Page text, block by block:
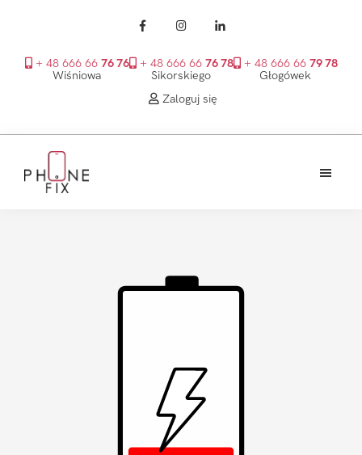
+ 48 666 66 76 76
Wiśniowa
+ 48 666 66 76 78
Sikorskiego
+ 48 666 66 79 78
Głogówek
Zaloguj się
głównego